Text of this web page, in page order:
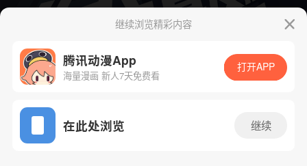
App免费看
下一话
继续浏览精彩内容
腾讯动漫App
海量漫画 新人7天免费看
打开APP
在此处浏览 继续